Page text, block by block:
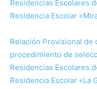
Residencias Escolares
Residencia Escolar
Relación Provisional de
procedimiento de
Residencias Escolares
Residencia Escolar «La